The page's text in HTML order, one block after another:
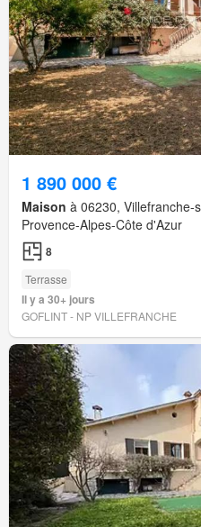
1 890 000 €
Maison à 06230, Villefranche-
Provence-Alpes-Côte d'Azur
8
Terrasse
Il y a 30+ jours
GOFLINT - NP VILLEFRANCHE